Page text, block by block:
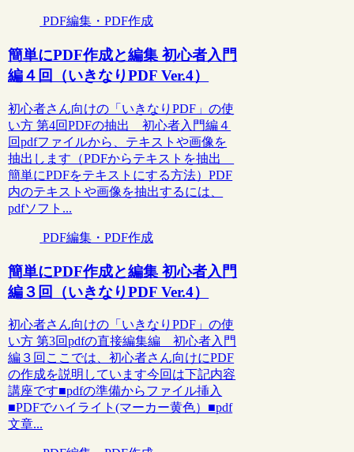
PDF編集・PDF作成
簡単にPDF作成と編集 初心者入門
編４回（いきなりPDF Ver.4）
初心者さん向けの「いきなりPDF」の使
い方 第4回PDFの抽出 初心者入門編４
回pdfファイルから、テキストや画像を
抽出します（PDFからテキストを抽出
簡単にPDFをテキストにする方法）PDF
内のテキストや画像を抽出するには、
pdfソフト...
PDF編集・PDF作成
簡単にPDF作成と編集 初心者入門
編３回（いきなりPDF Ver.4）
初心者さん向けの「いきなりPDF」の使
い方 第3回pdfの直接編集編 初心者入門
編３回ここでは、初心者さん向けにPDF
の作成を説明しています今回は下記内容
講座です■pdfの準備からファイル挿入
■PDFでハイライト(マーカー黄色）■pdf
文章...